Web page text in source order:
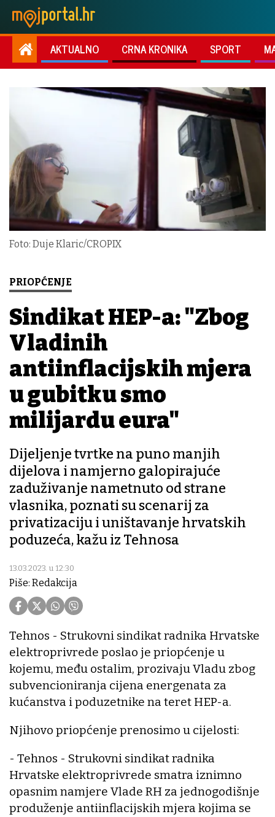
AKTUALNO CRNA KRONIKA SPORT
Foto: Duje Klaric/CROPIX
PRIOPĆENJE
Sindikat HEP-a: "Zbog
Vladinih
antiinflacijskih mjera
u gubitku smo
milijardu eura"
Dijeljenje tvrtke na puno manjih
dijelova i namjerno galopirajuće
zaduživanje nametnuto od strane
vlasnika, poznati su scenarij za
privatizaciju i uništavanje hrvatskih
poduzeća, kažu iz Tehnosa
13.03.2023. u 12:30
Piše: Redakcija
Tehnos - Strukovni sindikat radnika Hrvatske
elektroprivrede poslao je priopćenje u
kojemu, među ostalim, prozivaju Vladu zbog
subvencioniranja cijena energenata za
kućanstva i poduzetnike na teret HEP-a.
Njihovo priopćenje prenosimo u cijelosti:
- Tehnos - Strukovni sindikat radnika
Hrvatske elektroprivrede smatra iznimno
opasnim namjere Vlade RH za jednogodišnje
produženje antiinflacijskih mjera kojima se